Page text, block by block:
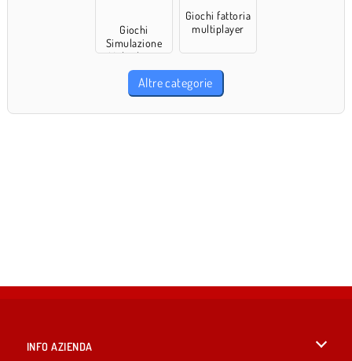
Giochi
Simulazione
Multiplayer
Giochi fattoria
multiplayer
Altre categorie
INFO AZIENDA